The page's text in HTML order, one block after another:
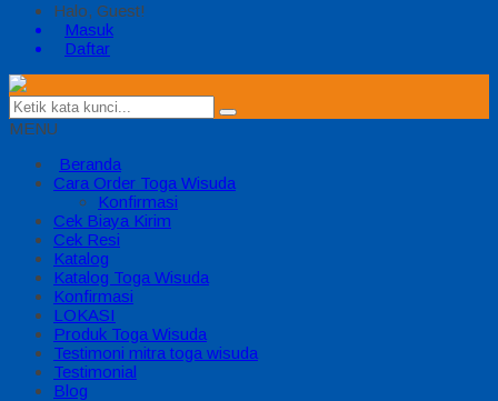
Halo, Guest!
Masuk
Daftar
MENU
Beranda
Cara Order Toga Wisuda
Konfirmasi
Cek Biaya Kirim
Cek Resi
Katalog
Katalog Toga Wisuda
Konfirmasi
LOKASI
Produk Toga Wisuda
Testimoni mitra toga wisuda
Testimonial
Blog